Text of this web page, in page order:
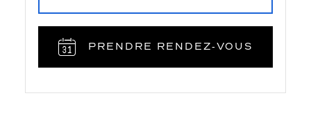
PRENDRE RENDEZ‑VOUS